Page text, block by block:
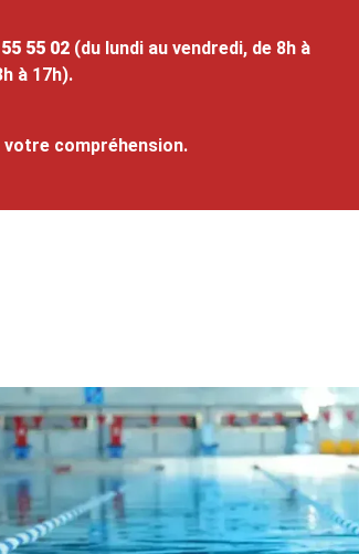
55 02 (du lundi au vendredi, de 8h à
à 17h).
compréhension.